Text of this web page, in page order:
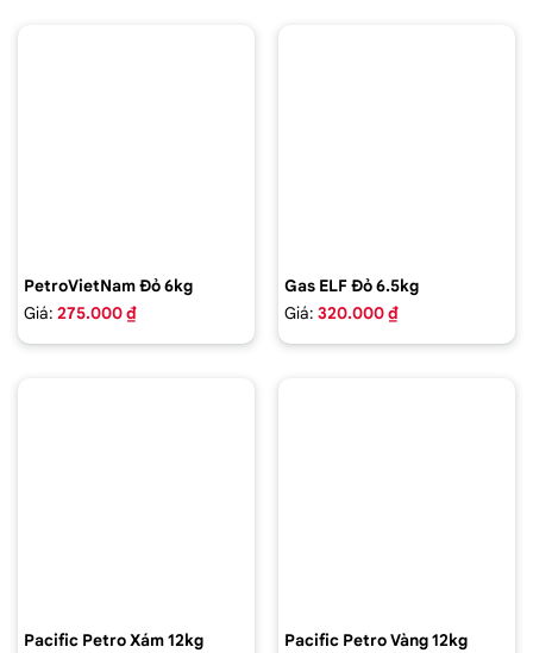
PetroVietNam Đỏ 6kg
Giá: 275.000 ₫
Gas ELF Đỏ 6.5kg
Giá: 320.000 ₫
Pacific Petro Xám 12kg
Pacific Petro Vàng 12kg